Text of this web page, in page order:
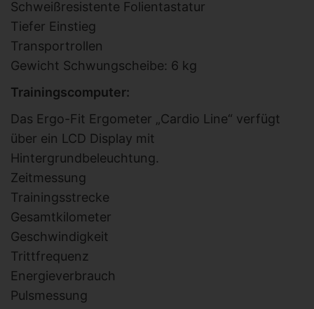
Schweißresistente Folientastatur
Tiefer Einstieg
Transportrollen
Gewicht Schwungscheibe: 6 kg
Trainingscomputer:
Das Ergo-Fit Ergometer „Cardio Line“ verfügt
über ein LCD Display mit
Hintergrundbeleuchtung.
Zeitmessung
Trainingsstrecke
Gesamtkilometer
Geschwindigkeit
Trittfrequenz
Energieverbrauch
Pulsmessung